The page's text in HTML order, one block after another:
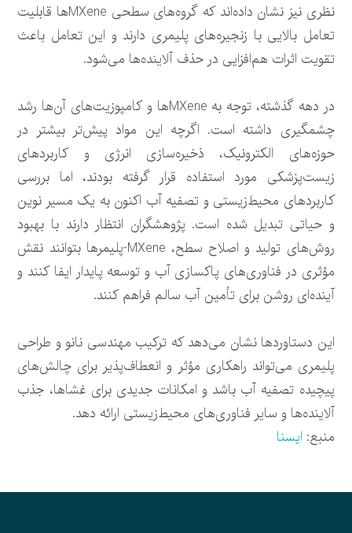
نظری نیز نشان داده‌اند که گروه‌های سطحی MXeneها قابلیت
تعامل بالایی با زنجیره‌های پلیمری دارند و این تعامل باعث
تقویت اثرات هم‌افزایی در حذف آلاینده‌ها می‌شود.
در دهه گذشته، توجه به MXeneها و کامپوزیت‌های آن‌ها رشد
چشمگیری داشته است. اگرچه این مواد پیش‌تر بیشتر در
حوزه‌های الکترونیک، ذخیره‌سازی انرژی و کاربردهای
زیست‌پزشکی مورد استفاده قرار گرفته بودند، اما بررسی
کاربردهای محیط‌زیستی و تصفیه آب اکنون به یک مسیر نوین
و حیاتی تبدیل شده است. پژوهشگران انتظار دارند با بهبود
روش‌های تولید و اصلاح سطح، MXene-پلیمرها بتوانند نقش
مؤثری در فناوری‌های پاکسازی آب و توسعه پایدار ایفا کنند و
آینده‌ای روشن برای تأمین آب سالم فراهم کنند.
این دستاوردها نشان می‌دهد که ترکیب مهندسی نانو و طراحی
پلیمری می‌تواند راهکاری مؤثر و انعطاف‌پذیر برای چالش‌های
پیچیده تصفیه آب باشد و امکانات جدیدی برای غشاها، جذب
آلاینده‌ها و سایر فناوری‌های محیط‌زیستی ارائه دهد.
منبع: ایسنا